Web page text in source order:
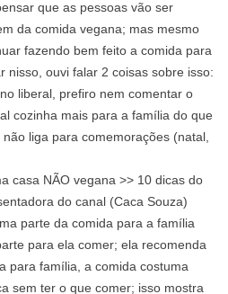
que as pessoas vão ser
da comida vegana; mas mesmo
fazendo bem feito a comida para
nisso, ouvi falar 2 coisas sobre isso:
liberal, prefiro nem comentar o
cozinha mais para a família do que
liga para comemorações (natal,
casa NÃO vegana >> 10 dicas do
do canal (Caca Souza)
parte da comida para a família
para ela comer; ela recomenda
para família, a comida costuma
sem ter o que comer; isso mostra